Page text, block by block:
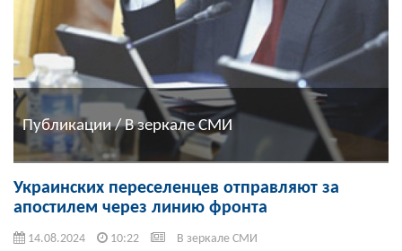
Публикации / В зеркале СМИ
Украинских переселенцев отправляют за
апостилем через линию фронта
14.08.2024 10:22 В зеркале СМИ